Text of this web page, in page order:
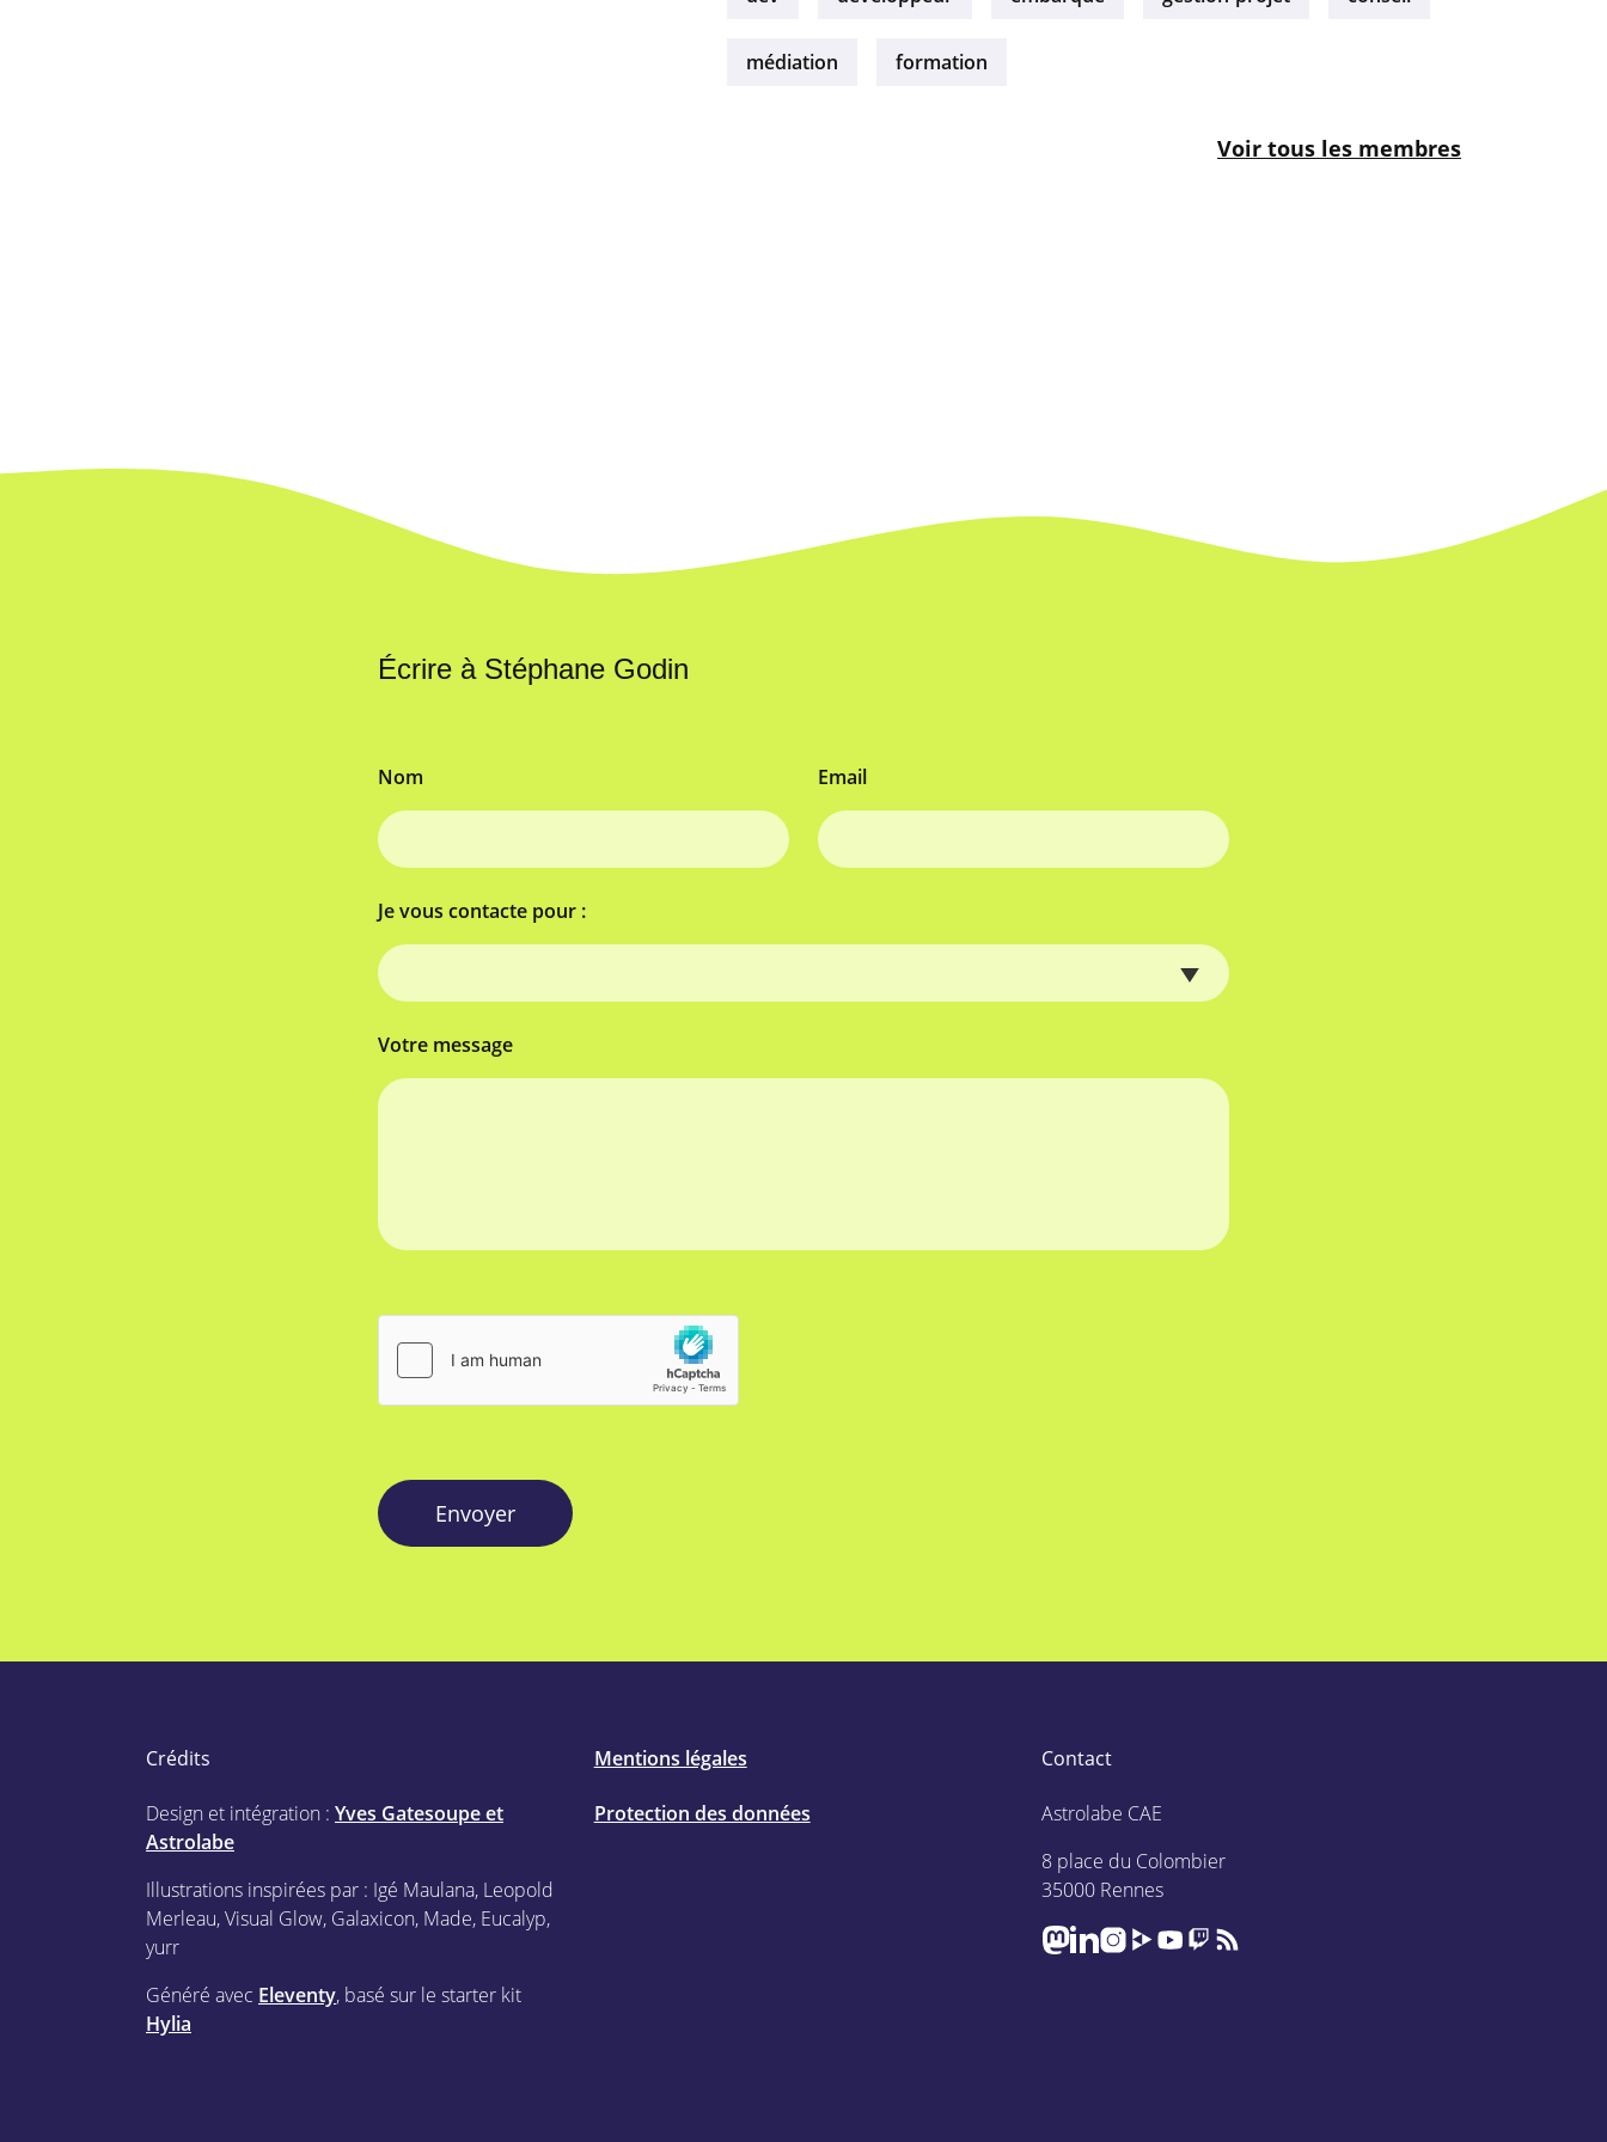
médiation formation
Voir tous les membres
Écrire à Stéphane Godin
Nom Email
Je vous contacte pour :
Votre message
Envoyer
Crédits
Design et intégration : Yves Gatesoupe et
Astrolabe
Illustrations inspirées par : Igé Maulana, Leopold
Merleau, Visual Glow, Galaxicon, Made, Eucalyp,
yurr
Généré avec Eleventy, basé sur le starter kit
Hylia
Mentions légales
Protection des données
Contact
Astrolabe CAE
8 place du Colombier
35000 Rennes